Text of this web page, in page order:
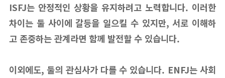
ISFJ는 안정적인 상황을 유지하려고 노력합니다. 이러한
차이는 둘 사이에 갈등을 일으킬 수 있지만, 서로 이해하
고 존중하는 관계라면 함께 발전할 수 있습니다.
이외에도, 둘의 관심사가 다를 수 있습니다. ENFJ는 사회